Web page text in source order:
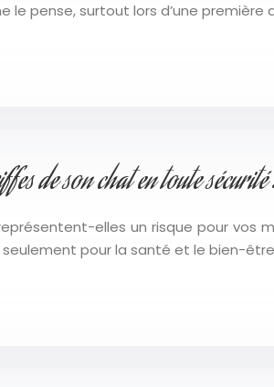
le pense, surtout lors d’une première
de son chat en toute
elles un risque pour vos
pour la santé et le bien-